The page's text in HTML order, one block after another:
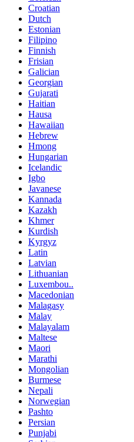
Croatian
Dutch
Estonian
Filipino
Finnish
Frisian
Galician
Georgian
Gujarati
Haitian
Hausa
Hawaiian
Hebrew
Hmong
Hungarian
Icelandic
Igbo
Javanese
Kannada
Kazakh
Khmer
Kurdish
Kyrgyz
Latin
Latvian
Lithuanian
Luxembou..
Macedonian
Malagasy
Malay
Malayalam
Maltese
Maori
Marathi
Mongolian
Burmese
Nepali
Norwegian
Pashto
Persian
Punjabi